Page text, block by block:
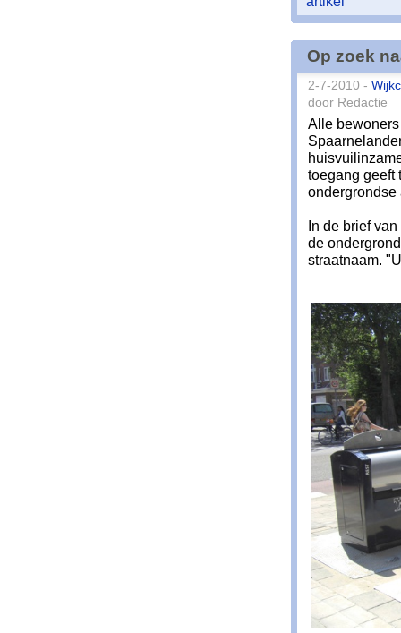
Op zoek
2-7-2010 -
door Redactie
Alle
toegang
ondergrondse
In de brief
de
straatnaam.